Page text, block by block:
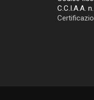
C.C.I.A.A.